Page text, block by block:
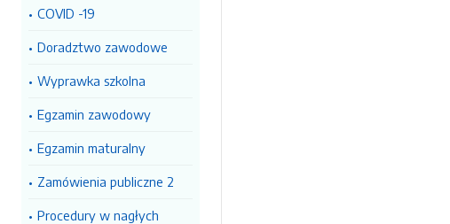
COVID -19
Doradztwo zawodowe
Wyprawka szkolna
Egzamin zawodowy
Egzamin maturalny
Zamówienia publiczne 2
Procedury w nagłych